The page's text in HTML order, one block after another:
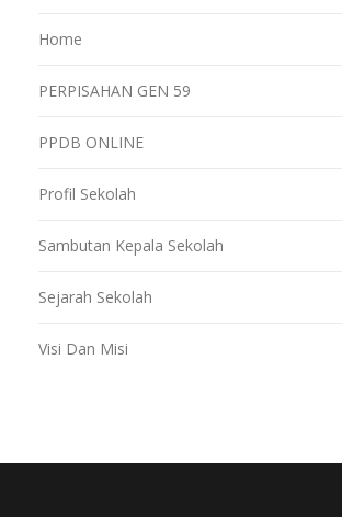
Home
PERPISAHAN GEN 59
PPDB ONLINE
Profil Sekolah
Sambutan Kepala Sekolah
Sejarah Sekolah
Visi Dan Misi